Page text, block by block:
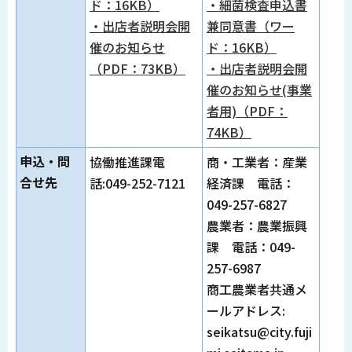
ド：16KB）
・出店者説明会開
催のお知らせ
（PDF：73KB）
・細菌検査申込書
兼同意書（ワー
ド：16KB）
・出店者説明会開
催のお知らせ(事業
者用)（PDF：
74KB）
申込・問
合せ先
協働推進課電
話:049-252-7121
商・工業者：産業
経済課 電話：
049-257-6827
農業者：農業振興
課 電話：049-
257-6987
商工農業者共通メ
ールアドレス:
seikatsu@city.fuji